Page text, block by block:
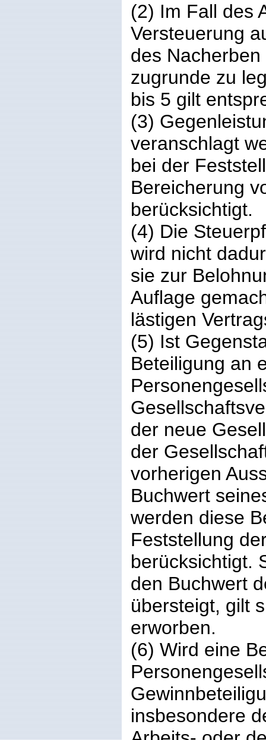
(2) Im Fall des
Versteuerung
des
zugrunde zu
bis 5 gilt
(3)
veranschlagt
bei der
Bereicherung
berücksichtigt.
(4) Die
wird nicht
sie zur
Auflage
lästigen
(5) Ist
Beteiligung an
der neue
der
vorherigen
Buchwert
werden diese
Feststellung
berücksichtigt.
den Buchwert
übersteigt, gilt
erworben.
(6) Wird eine
insbesondere